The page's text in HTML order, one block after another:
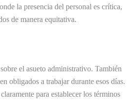
la presencia del personal es crítica,
de manera equitativa.
el asueto administrativo. También
obligados a trabajar durante esos días.
para establecer los términos